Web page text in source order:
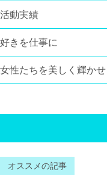
活動実績
好きを仕事に
女性たちを美しく輝かせ
オススメの記事